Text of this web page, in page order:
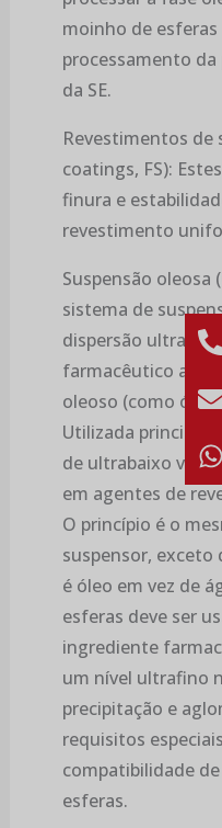
moinho de esferas
processamento
da SE.
Revestimentos de
coatings, FS):
finura e
revestimento
Suspensão oleosa
sistema de
dispersão
farmacêutico
oleoso (como
Utilizada
de ultrabaixo
em agentes de
O princípio é o
suspensor, exceto
é óleo em vez de
esferas deve ser
ingrediente
um nível ultrafino
precipitação e
requisitos
compatibilidade
esferas.